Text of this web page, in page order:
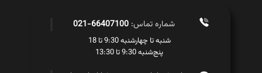
شماره تماس:66407100-021
شنبه تا چهارشنبه 9:30 تا 18
پنج‌شنبه 9:30 تا 13:30